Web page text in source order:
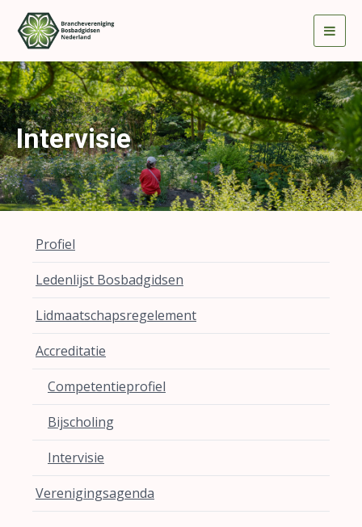
Intervisie
Profiel
Ledenlijst Bosbadgidsen
Lidmaatschapsregelement
Accreditatie
Competentieprofiel
Bijscholing
Intervisie
Verenigingsagenda